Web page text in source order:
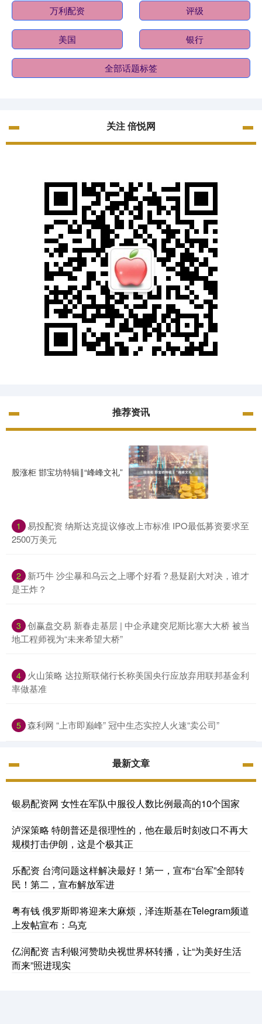
万利配资 评级
美国 银行
全部话题标签
关注 倍悦网
推荐资讯
股涨柜 邯宝坊特辑‖“峰峰文礼”
1
易投配资 纳斯达克提议修改上市标准 IPO最低募资要求至
2500万美元
2
新巧牛 沙尘暴和乌云之上哪个好看？悬疑剧大对决，谁才
是王炸？
3 创赢盘交易 新春走基层 | 中企承建突尼斯比塞大大桥 被当
地工程师视为“未来希望大桥”
4 火山策略 达拉斯联储行长称美国央行应放弃用联邦基金利
率做基准
5 森利网 “上市即巅峰” 冠中生态实控人火速“卖公司”
最新文章
银易配资网 女性在军队中服役人数比例最高的10个国家
泸深策略 特朗普还是很理性的，他在最后时刻改口不再大
规模打击伊朗，这是个极其正
乐配资 台湾问题这样解决最好！第一，宣布“台军”全部转
民！第二，宣布解放军进
粤有钱 俄罗斯即将迎来大麻烦，泽连斯基在Telegram频道
上发帖宣布：乌克
亿润配资 吉利银河赞助央视世界杯转播，让“为美好生活
而来”照进现实